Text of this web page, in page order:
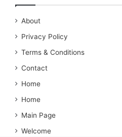
About
Privacy Policy
Terms & Conditions
Contact
Home
Home
Main Page
Welcome